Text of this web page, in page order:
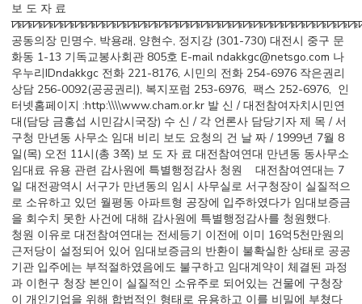
보 도 자 료
공동의장 민명수, 박용래, 양현수, 정지강 (301-730) 대전시 중구 문
화동 1-13 기독교봉사회관 805호 E-mail ndakkgc@netsgo.com 나
우누리IDndakkgc 전화 221-8176, 시민의 전화 254-6976 작은권리
상담 256-0092(공공권리), 복지포럼 253-6976, 팩스 252-6976, 인
터넷홈페이지 :http:\\\\www.cham.or.kr 발 신 / 대전참여자치시민연
대(담당 금홍섭 시민감시국장) 수 신 / 각 언론사 담당기자 제 목 / 서
구청 만년동 사무소 임대 비리 보도 요청의 건 날 짜 / 1999년 7월 8
일(목) 오전 11시(총 3쪽) 보 도 자 료 대전참여연대 만년동 동사무소
임대료 유용 관련 감사원에 특별행정감사 청원 대전참여연대는 7
일 대전광역시 서구가 만년동의 임시 사무실로 서구청장이 실질적으
로 소유하고 있던 월평동 아파트형 공장에 입주하였다가 임대보증금
을 회수치 못한 사건에 대해 감사원에 특별행정감사를 청원했다.
청원 이유로 대전참여연대는 전세등기 이전에 이미 16억5천만원의
근저당이 설정되어 있어 임대보증금의 반환이 불확실한 상태로 공공
기관 입주에는 부적절하였음에도 불구하고 임대계약이 체결된 과정
과 이헌구 청장 본인이 실질적인 소유주로 되어있는 건물에 구청장
이 개인기업을 위해 합법적인 형태로 유용하고 이를 비밀에 부쳤다